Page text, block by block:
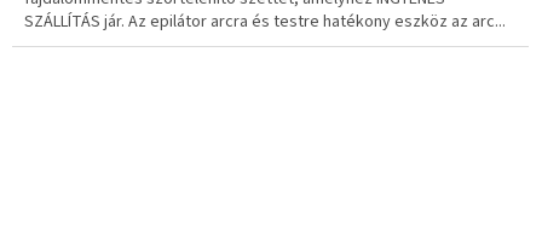
S
SZÁLLÍTÁS jár. Az epilátor arcra és testre hatékony eszköz az arc...